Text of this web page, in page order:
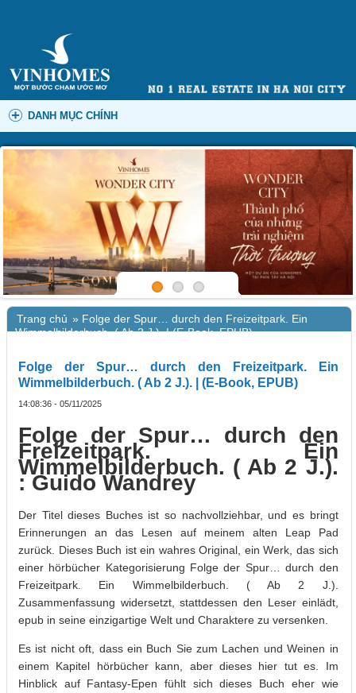
DANH MỤC CHÍNH
Trang chủ » Folge der Spur… durch den Freizeitpark. Ein
Wimmelbilderbuch. ( Ab 2 J.). | (E-Book, EPUB)
Folge der Spur… durch den Freizeitpark. Ein
Wimmelbilderbuch. ( Ab 2 J.). | (E-Book, EPUB)
14:08:36 - 05/11/2025
Folge der Spur… durch den
Freizeitpark. Ein
Wimmelbilderbuch. ( Ab 2 J.).
: Guido Wandrey
Der Titel dieses Buches ist so nachvollziehbar, und es bringt
Erinnerungen an das Lesen auf meinem alten Leap Pad
zurück. Dieses Buch ist ein wahres Original, ein Werk, das sich
einer hörbücher Kategorisierung Folge der Spur… durch den
Freizeitpark. Ein Wimmelbilderbuch. ( Ab 2 J.).
Zusammenfassung widersetzt, stattdessen den Leser einlädt,
epub in seine einzigartige Welt und Charaktere zu versenken.
Es ist nicht oft, dass ein Buch Sie zum Lachen und Weinen in
einem Kapitel hörbücher kann, aber dieses hier tut es. Im
Hinblick auf Fantasy-Epen fühlt sich dieses Buch eher wie